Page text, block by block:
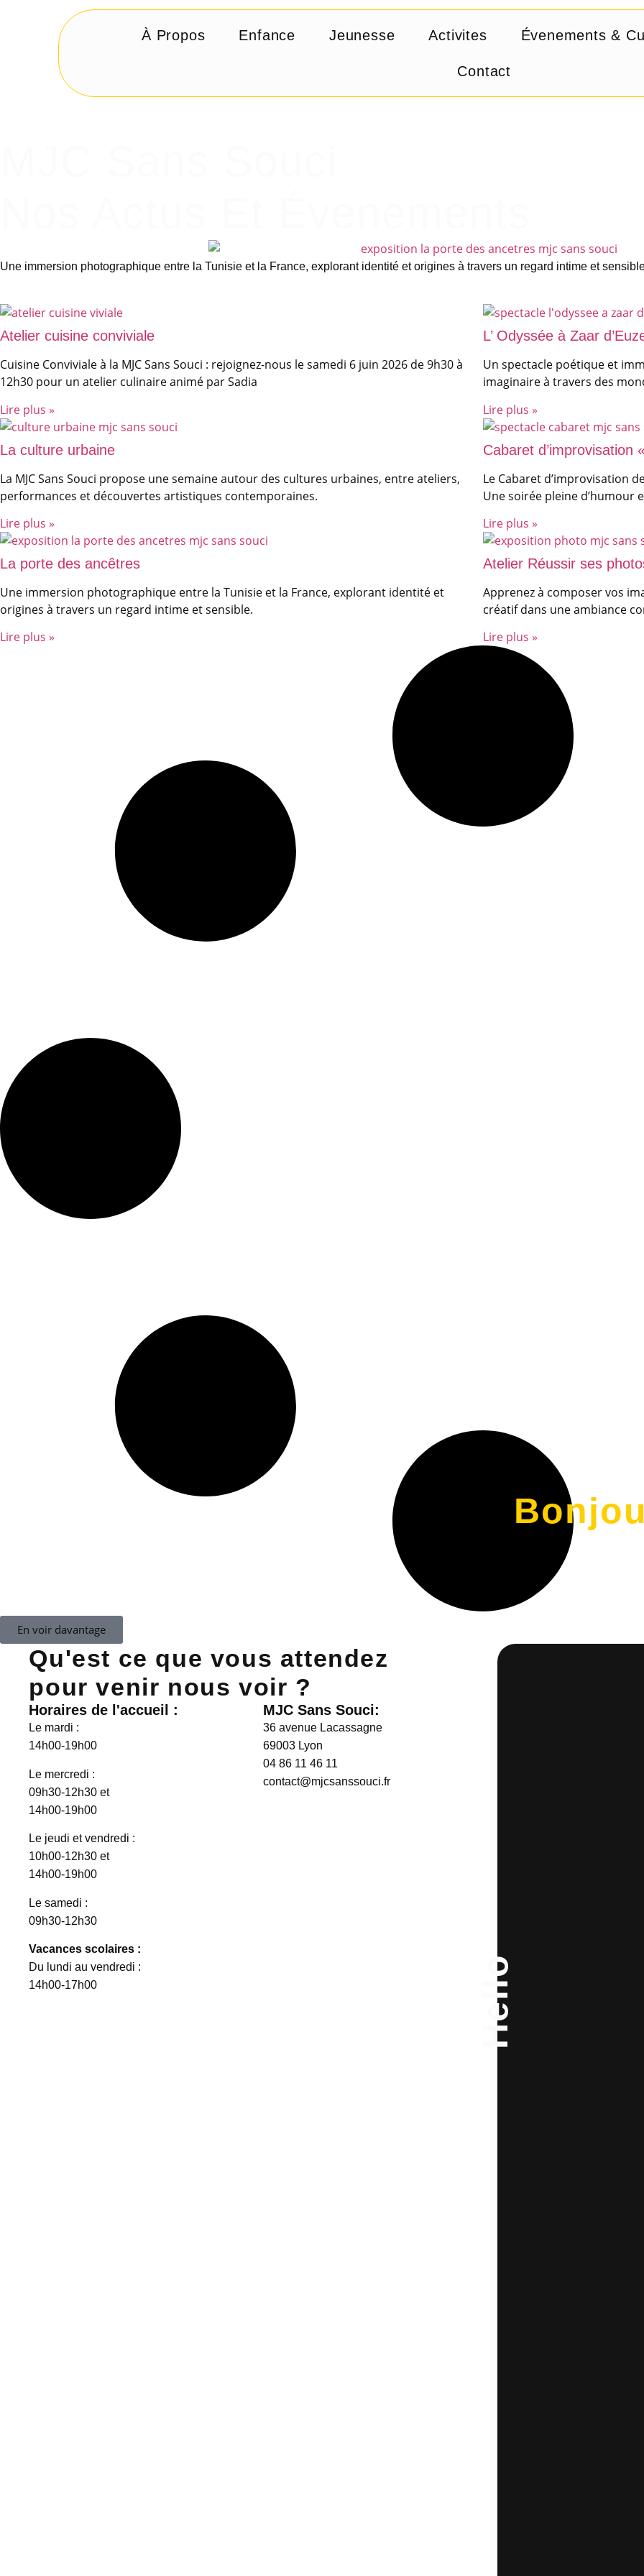
À Propos Enfance Jeunesse Activites Évenements &
Contact
Une immersion photographique entre la Tunisie et la France, explorant identité et origines à travers un regard intime et
Atelier cuisine conviviale
Cuisine Conviviale à la MJC Sans Souci : rejoignez-nous le samedi 6 juin 2026 de 9h30 à
12h30 pour un atelier culinaire animé par Sadia
Lire plus »
L’ Odyssée à Zaar
Un spectacle poétique et
imaginaire à travers des
Lire plus »
La culture urbaine
La MJC Sans Souci propose une semaine autour des cultures urbaines, entre ateliers,
performances et découvertes artistiques contemporaines.
Lire plus »
Cabaret d’improvisation
Le Cabaret d’improvisation
Une soirée pleine d’humour
Lire plus »
La porte des ancêtres
Une immersion photographique entre la Tunisie et la France, explorant identité et
origines à travers un regard intime et sensible.
Lire plus »
Atelier Réussir ses
Apprenez à composer vos
créatif dans une ambiance
Lire plus »
En voir davantage
Qu'est ce que vous attendez
pour venir nous voir ?
Horaires de l'accueil :
Le mardi :
14h00-19h00
Le mercredi :
09h30-12h30 et
14h00-19h00
Le jeudi et vendredi :
10h00-12h30 et
14h00-19h00
Le samedi :
09h30-12h30
Vacances scolaires :
Du lundi au vendredi :
14h00-17h00
MJC Sans Souci:
36 avenue Lacassagne
69003 Lyon
04 86 11 46 11
contact@mjcsanssouci.fr
Hello